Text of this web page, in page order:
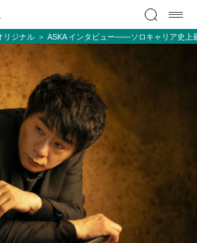
リジナル ASKA インタビュー――ソロキャリア史上